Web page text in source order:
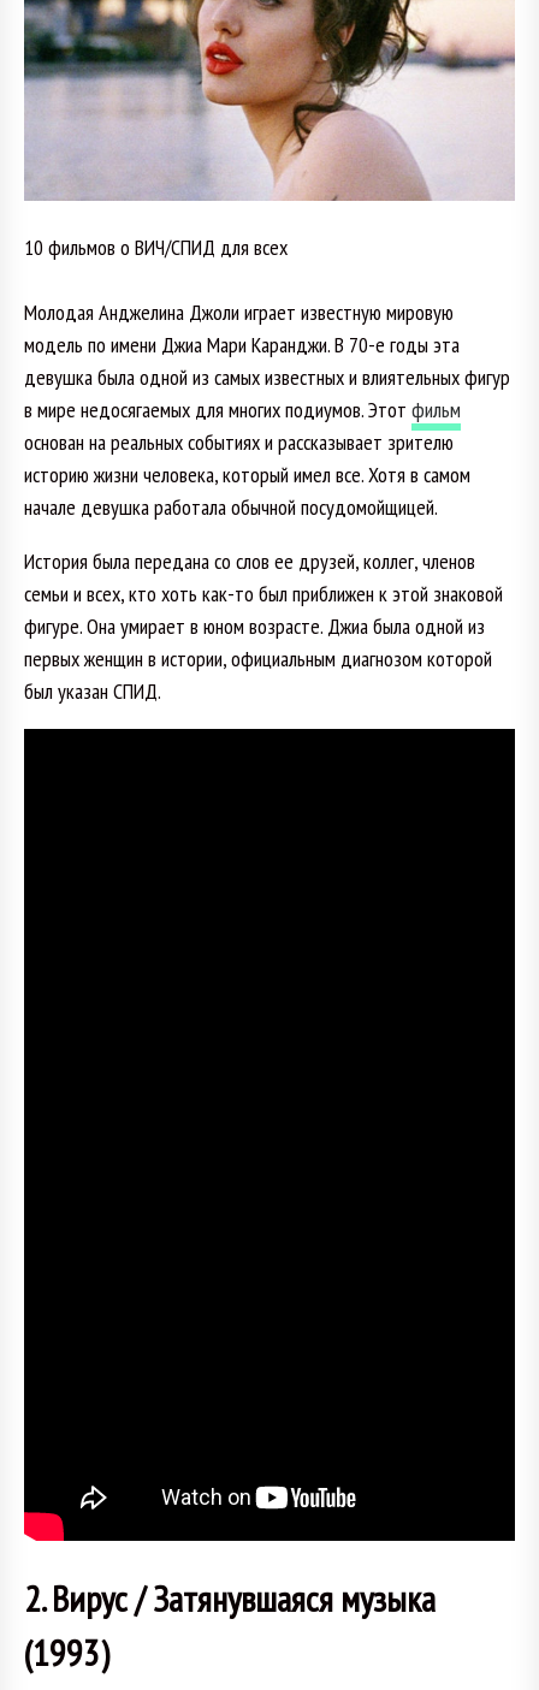
10 фильмов о ВИЧ/СПИД для всех
Молодая Анджелина Джоли играет известную мировую
модель по имени Джиа Мари Каранджи. В 70-е годы эта
девушка была одной из самых известных и влиятельных фигур
в мире недосягаемых для многих подиумов. Этот фильм
основан на реальных событиях и рассказывает зрителю
историю жизни человека, который имел все. Хотя в самом
начале девушка работала обычной посудомойщицей.
История была передана со слов ее друзей, коллег, членов
семьи и всех, кто хоть как-то был приближен к этой знаковой
фигуре. Она умирает в юном возрасте. Джиа была одной из
первых женщин в истории, официальным диагнозом которой
был указан СПИД.
2. Вирус / Затянувшаяся музыка
(1993)